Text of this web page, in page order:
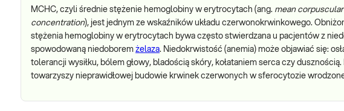
MCHC, czyli średnie stężenie hemoglobiny w erytrocytach (ang. mean
concentration), jest jednym ze wskaźników układu czerwonokrwinkowego.
stężenia hemoglobiny w erytrocytach bywa często stwierdzana u pacjentów z
spowodowaną niedoborem żelaza. Niedokrwistość (anemia) może objawiać się:
tolerancji wysiłku, bólem głowy, bladością skóry, kołataniem serca czy
towarzyszy nieprawidłowej budowie krwinek czerwonych w sferocytozie